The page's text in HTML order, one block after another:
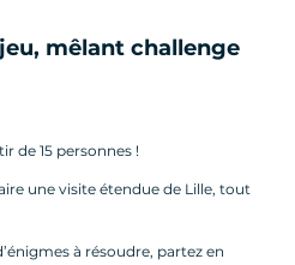
mêlant challenge
de 15 personnes !
une visite étendue de Lille, tout
à résoudre, partez en